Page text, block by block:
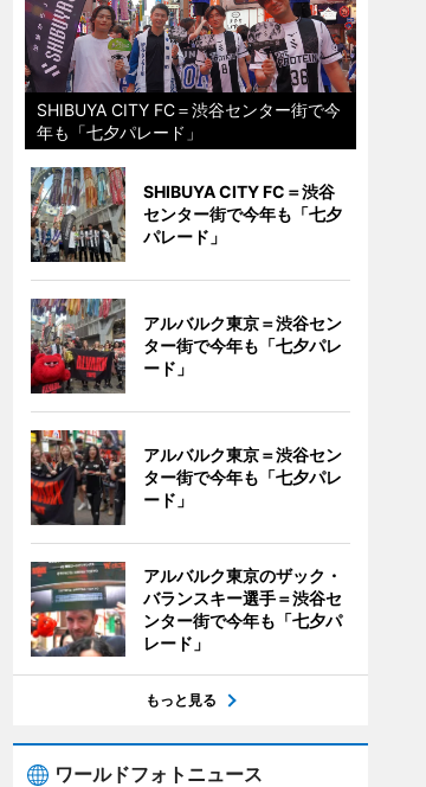
SHIBUYA CITY FC＝渋谷センター街で今
年も「七夕パレード」
SHIBUYA CITY FC＝渋谷
センター街で今年も「七夕
パレード」
アルバルク東京＝渋谷セン
ター街で今年も「七夕パレ
ード」
アルバルク東京＝渋谷セン
ター街で今年も「七夕パレ
ード」
アルバルク東京のザック・
バランスキー選手＝渋谷セ
ンター街で今年も「七夕パ
レード」
もっと見る
ワールドフォトニュース